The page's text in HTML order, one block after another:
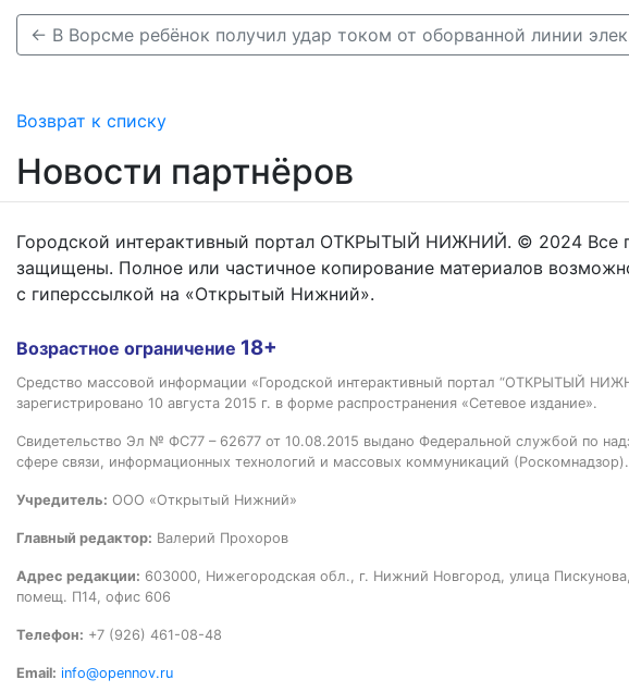
Возврат к списку
Новости партнёров
Городской интерактивный портал ОТКРЫТЫЙ НИЖНИЙ. © 2024 Все
защищены. Полное или частичное копирование материалов
с гиперссылкой на «Открытый Нижний».
Возрастное ограничение 18+
Средство массовой информации «Городской интерактивный портал “ОТКРЫТЫЙ
зарегистрировано 10 августа 2015 г. в форме распространения «Сетевое издание».
Свидетельство Эл № ФС77 – 62677 от 10.08.2015 выдано Федеральной службой по
сфере связи, информационных технологий и массовых коммуникаций (Роскомнадзор).
Учредитель: ООО «Открытый Нижний»
Главный редактор: Валерий Прохоров
Адрес редакции: 603000, Нижегородская обл., г. Нижний Новгород, улица
помещ. П14, офис 606
Телефон: +7 (926) 461-08-48
Email: info@opennov.ru